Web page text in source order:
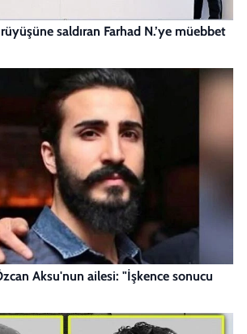
saldıran Farhad N.’ye müebbet
Aksu'nun ailesi: "İşkence sonucu